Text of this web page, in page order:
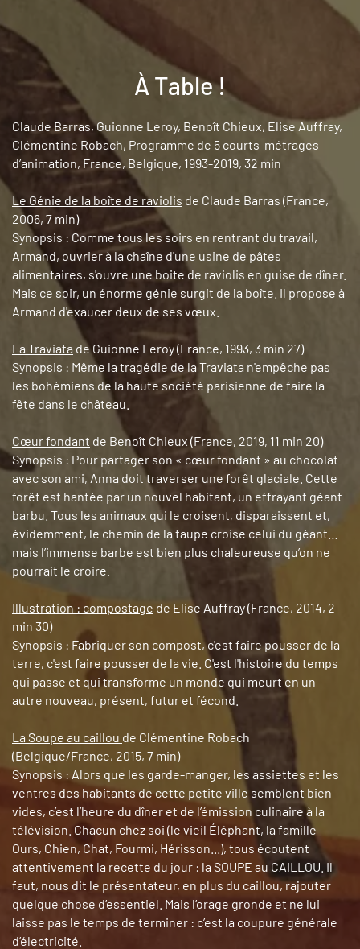
À Table !
Claude Barras, Guionne Leroy, Benoît Chieux, Elise Auffray,
Clémentine Robach, Programme de 5 courts-métrages
d’animation, France, Belgique, 1993-2019, 32 min
Le Génie de la boîte de raviolis de Claude Barras (France,
2006, 7 min)
Synopsis : Comme tous les soirs en rentrant du travail,
Armand, ouvrier à la chaîne d'une usine de pâtes
alimentaires, s'ouvre une boite de raviolis en guise de dîner.
Mais ce soir, un énorme génie surgit de la boîte. Il propose à
Armand d'exaucer deux de ses vœux.
La Traviata de Guionne Leroy (France, 1993, 3 min 27)
Synopsis : Même la tragédie de la Traviata n'empêche pas
les bohémiens de la haute société parisienne de faire la
fête dans le château.
Cœur fondant de Benoît Chieux (France, 2019, 11 min 20)
Synopsis : Pour partager son « cœur fondant » au chocolat
avec son ami, Anna doit traverser une forêt glaciale. Cette
forêt est hantée par un nouvel habitant, un effrayant géant
barbu. Tous les animaux qui le croisent, disparaissent et,
évidemment, le chemin de la taupe croise celui du géant…
mais l’immense barbe est bien plus chaleureuse qu’on ne
pourrait le croire.
Illustration : compostage de Elise Auffray (France, 2014, 2
min 30)
Synopsis : Fabriquer son compost, c'est faire pousser de la
terre, c'est faire pousser de la vie. C'est l'histoire du temps
qui passe et qui transforme un monde qui meurt en un
autre nouveau, présent, futur et fécond.
La Soupe au caillou de Clémentine Robach
(Belgique/France, 2015, 7 min)
Synopsis : Alors que les garde-manger, les assiettes et les
ventres des habitants de cette petite ville semblent bien
vides, c’est l’heure du dîner et de l’émission culinaire à la
télévision. Chacun chez soi (le vieil Éléphant, la famille
Ours, Chien, Chat, Fourmi, Hérisson...), tous écoutent
attentivement la recette du jour : la SOUPE au CAILLOU. Il
faut, nous dit le présentateur, en plus du caillou, rajouter
quelque chose d’essentiel. Mais l’orage gronde et ne lui
laisse pas le temps de terminer : c’est la coupure générale
d’électricité.